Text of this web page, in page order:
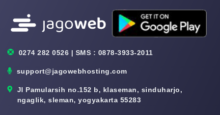
0274 282 0526 | SMS : 0878-3933-2011
support@jagowebhosting.com
Jl Pamularsih no.152 b, klaseman, sinduharjo,
ngaglik, sleman, yogyakarta 55283